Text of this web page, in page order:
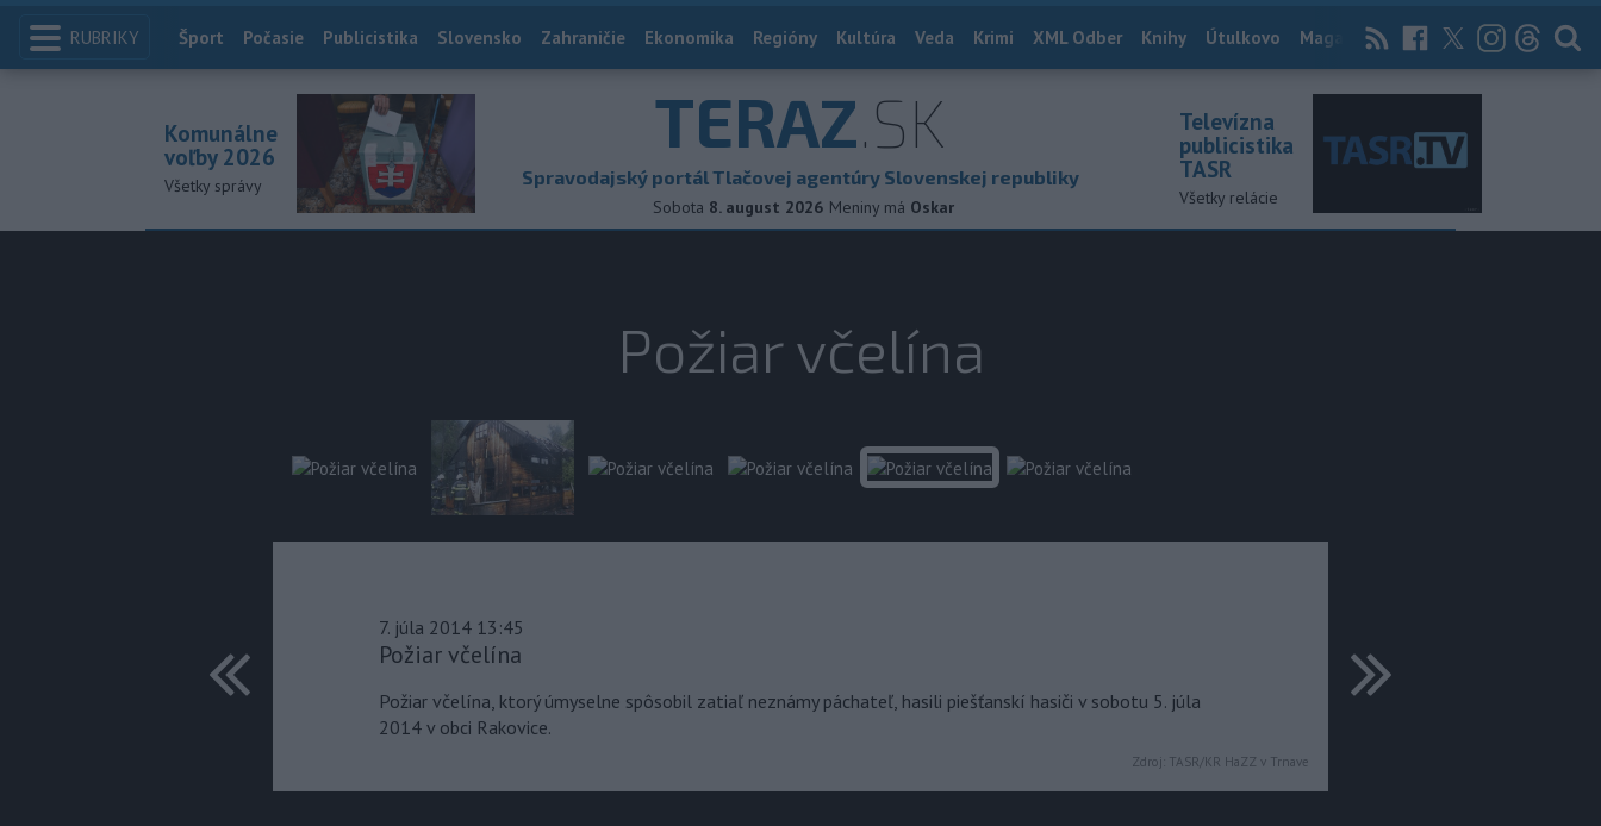
RUBRIKY Index
Šport Počasie Publicistika Slovensko Zahraničie Ekonomika Regióny Kultúra Veda Krimi XML Odber Knihy Útulkovo Magazín News Now Archív
TERAZ.SK
Spravodajský portál Tlačovej agentúry Slovenskej republiky
Sobota 8. august 2026 Meniny má Oskar
Komunálne
voľby 2026
Všetky správy
Televízna
publicistika
TASR
Všetky relácie
Požiar včelína
7. júla 2014 13:45
Požiar včelína
Požiar včelína, ktorý úmyselne spôsobil zatiaľ neznámy páchateľ, hasili piešťanskí hasiči v sobotu 5. júla
2014 v obci Rakovice.
Zdroj: TASR/KR HaZZ v Trnave
predchádzajúce ďalšie